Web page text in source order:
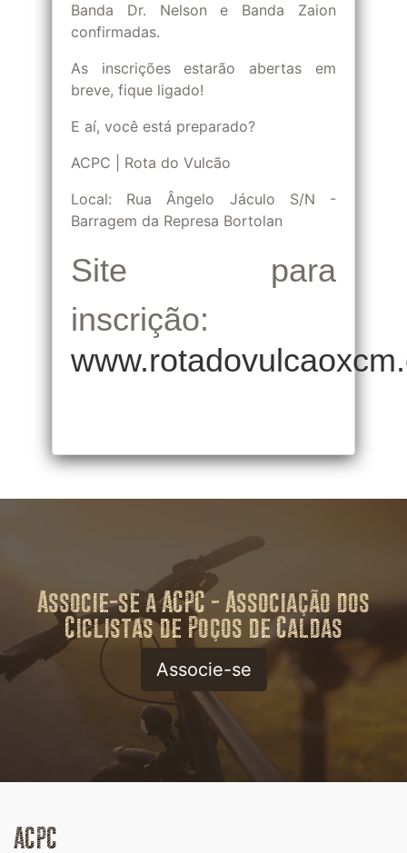
Banda Dr. Nelson e Banda Zaion
confirmadas.
As inscrições estarão abertas em
breve, fique ligado!
E aí, você está preparado?
ACPC | Rota do Vulcão
Local: Rua Ângelo Jáculo S/N -
Barragem da Represa Bortolan
Site para
inscrição:
Associe-se a ACPC - Associação dos
Ciclistas de Poços de Caldas
Associe-se
ACPC